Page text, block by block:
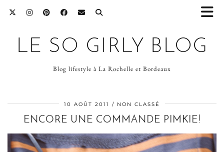
LE SO GIRLY BLOG
Blog lifestyle à La Rochelle et Bordeaux
10 AOÛT 2011 NON CLASSÉ
ENCORE UNE COMMANDE PIMKIE!